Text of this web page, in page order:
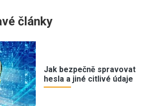
články
Jak bezpečně spravovat
hesla a jiné citlivé údaje